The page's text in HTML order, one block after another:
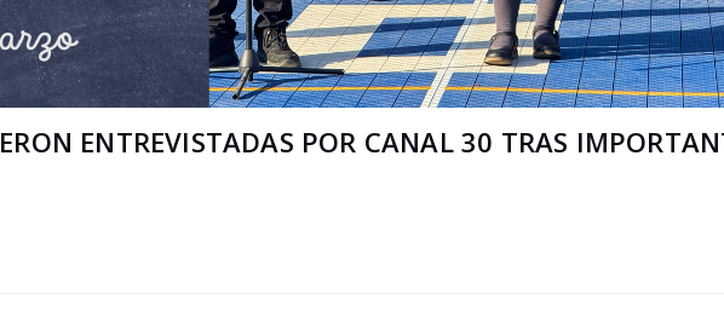
ENTREVISTADAS POR CANAL 30 TRAS